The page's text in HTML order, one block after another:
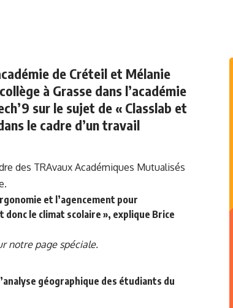
de Créteil et Mélanie
à Grasse dans l’académie
sur le sujet de « Classlab et
le cadre d’un travail
des TRAvaux Académiques Mutualisés
et l’agencement pour
le climat scolaire », explique Brice
notre page spéciale.
géographique des étudiants du